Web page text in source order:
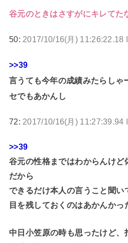
谷元のときはさすがにキレてた
50: 2017/10/16(月) 11:26:22.18
>>39
言うても今年の成績みたらしゃ
セでもあかんし
72: 2017/10/16(月) 11:27:39.94
>>39
谷元の性格まではわからんけど
だから
できるだけ本人の言うこと聞い
目を残しておくのはあかんかっ
中日小笠原の時も思ったけど